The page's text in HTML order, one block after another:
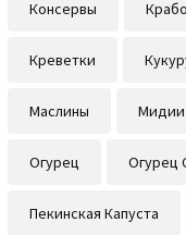
Консервы
Креветки
Маслины Мидии
Огурец Огурец
Пекинская Капуста